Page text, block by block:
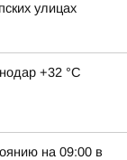
улицах
+32 °С
на 09:00 в